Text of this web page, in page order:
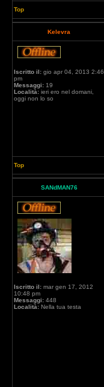
Top
Kelevra
Iscritto il: gio apr 04, 2013 2:46
pm
Messaggi: 19
Località: ieri ero nel domani,
oggi non lo so
Top
SANdMAN76
Iscritto il: mar gen 17, 2012
10:48 pm
Messaggi: 448
Località: Nella tua testa